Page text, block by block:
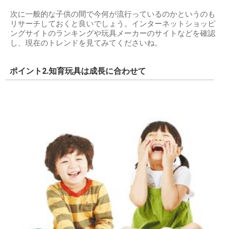
次に一般的な子供の間で今何が流行っているのかというのも
リサーチしておくと良いでしょう。インターネットショッピ
ングサイトのランキングや玩具メーカーのサイトなどを確認
し、現在のトレンドを見てみてくださいね。
ポイント2.知育玩具は成長に合わせて